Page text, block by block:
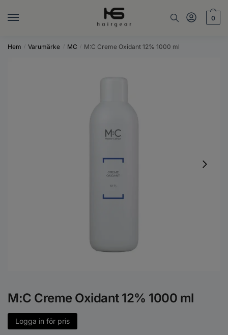
0
Hem / Varumärke / MC / M:C Creme Oxidant 12% 1000 ml
M:C Creme Oxidant 12% 1000 ml
Logga in för pris